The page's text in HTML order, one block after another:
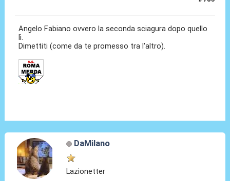
Angelo Fabiano ovvero la seconda sciagura dopo quello
lì.
Dimettiti (come da te promesso tra l'altro).
DaMilano
Lazionetter